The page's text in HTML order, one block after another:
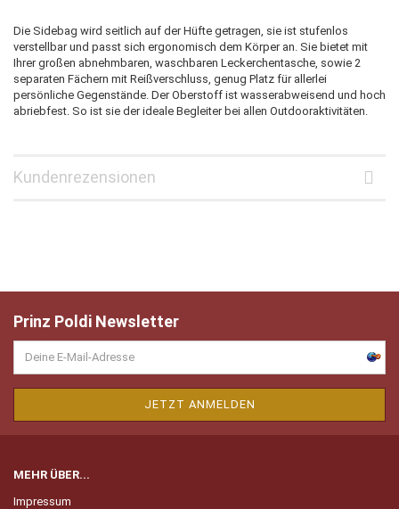
Die Sidebag wird seitlich auf der Hüfte getragen, sie ist stufenlos
verstellbar und passt sich ergonomisch dem Körper an. Sie bietet mit
Ihrer großen abnehmbaren, waschbaren Leckerchentasche, sowie 2
separaten Fächern mit Reißverschluss, genug Platz für allerlei
persönliche Gegenstände. Der Oberstoff ist wasserabweisend und hoch
abriebfest. So ist sie der ideale Begleiter bei allen Outdooraktivitäten.
Kundenrezensionen
Prinz Poldi Newsletter
MEHR ÜBER...
Impressum